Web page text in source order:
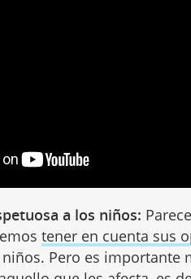
a los niños:
tener en cuenta sus
Pero es importante